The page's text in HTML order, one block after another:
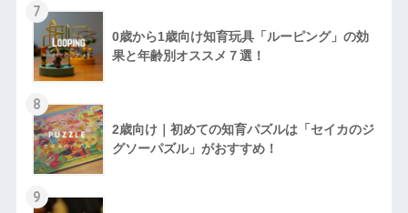
7
0歳から1歳向け知育玩具「ルーピング」の効
果と年齢別オススメ７選！
8
2歳向け｜初めての知育パズルは「セイカのジ
グソーパズル」がおすすめ！
9